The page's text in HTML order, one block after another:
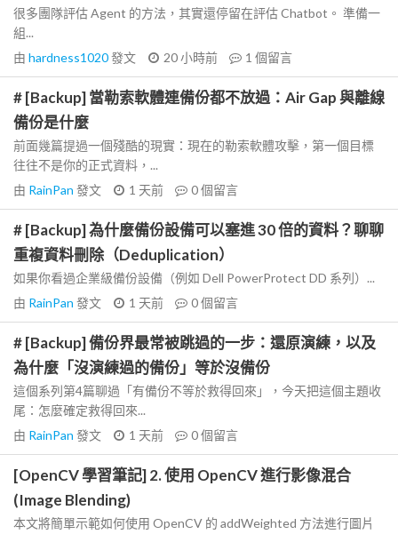
很多團隊評估 Agent 的方法，其實還停留在評估 Chatbot。 準備一
組...
由 hardness1020發文 20 小時前 1 個留言
# [Backup] 當勒索軟體連備份都不放過：Air Gap 與離線
備份是什麼
前面幾篇提過一個殘酷的現實：現在的勒索軟體攻擊，第一個目標
往往不是你的正式資料，...
由 RainPan 發文 1 天前 0個留言
# [Backup] 為什麼備份設備可以塞進 30 倍的資料？聊聊
重複資料刪除（Deduplication）
如果你看過企業級備份設備（例如 Dell PowerProtect DD 系列）...
由 RainPan 發文 1 天前 0個留言
# [Backup] 備份界最常被跳過的一步：還原演練，以及
為什麼「沒演練過的備份」等於沒備份
這個系列第4篇聊過「有備份不等於救得回來」，今天把這個主題收
尾：怎麼確定救得回來...
由 RainPan 發文 1 天前 0個留言
[OpenCV 學習筆記] 2. 使用 OpenCV 進行影像混合
(Image Blending)
本文將簡單示範如何使用 OpenCV 的 addWeighted 方法進行圖片